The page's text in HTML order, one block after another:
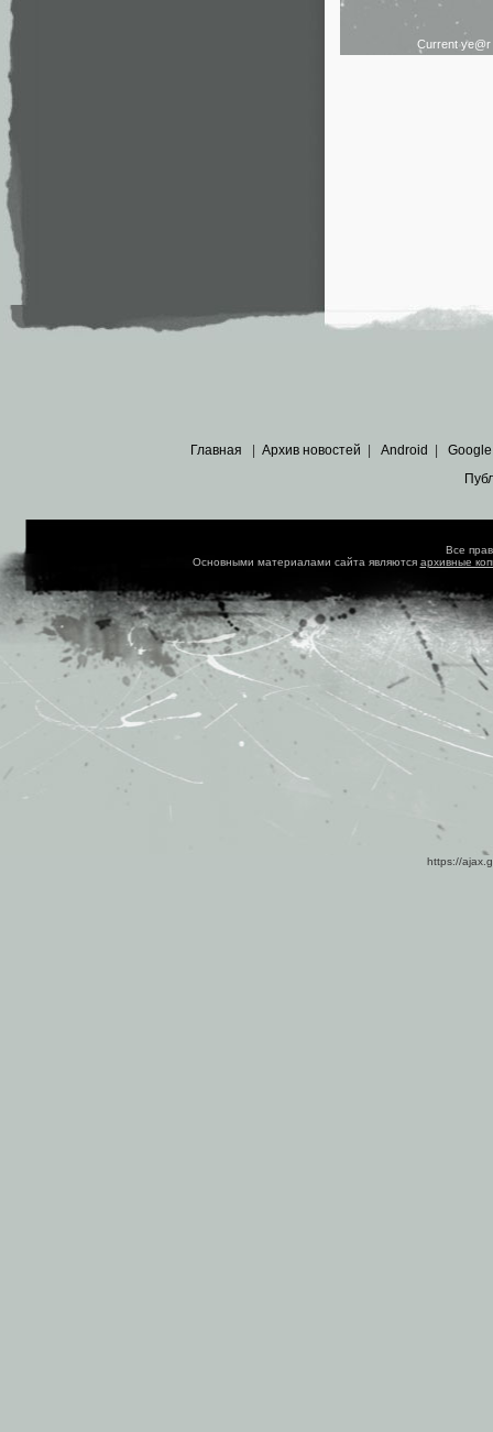
Current ye@r
Главная Архив новостей Android Google
Все
Основными материалами сайта являются архивные
https://